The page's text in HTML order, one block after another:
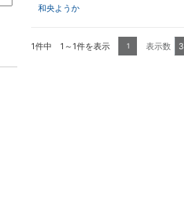
和央ようか
1件中 1～1件を表示 1 表示数